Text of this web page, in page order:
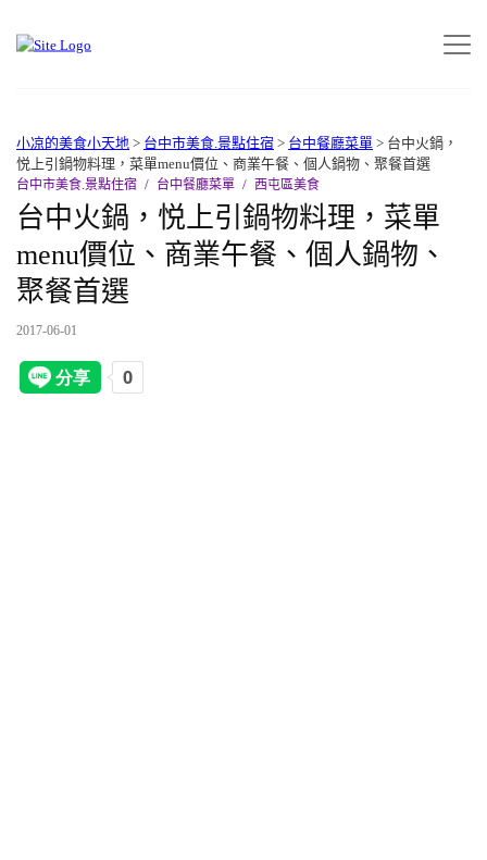
小凉的美食小天地 > 台中市美食.景點住宿 > 台中餐廳菜單 > 台中火鍋，
悦上引鍋物料理，菜單menu價位、商業午餐、個人鍋物、聚餐首選
台中市美食.景點住宿 台中餐廳菜單 西屯區美食
台中火鍋，悦上引鍋物料理，菜單
menu價位、商業午餐、個人鍋物、
聚餐首選
2017-06-01